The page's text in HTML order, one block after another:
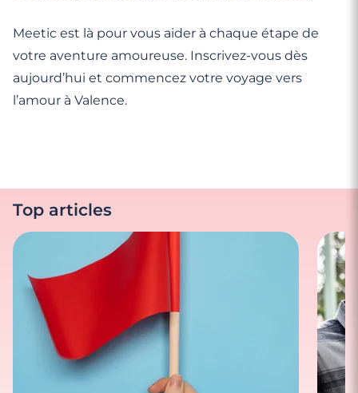
Meetic est là pour vous aider à chaque étape de
votre aventure amoureuse. Inscrivez-vous dès
aujourd’hui et commencez votre voyage vers
l’amour à Valence.
Top articles